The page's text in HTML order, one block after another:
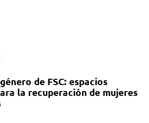
de FSC: espacios
la recuperación de mujeres